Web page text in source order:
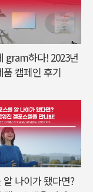
gram하다! 2023년
품 캠페인 후기
알 나이가 됐다면?